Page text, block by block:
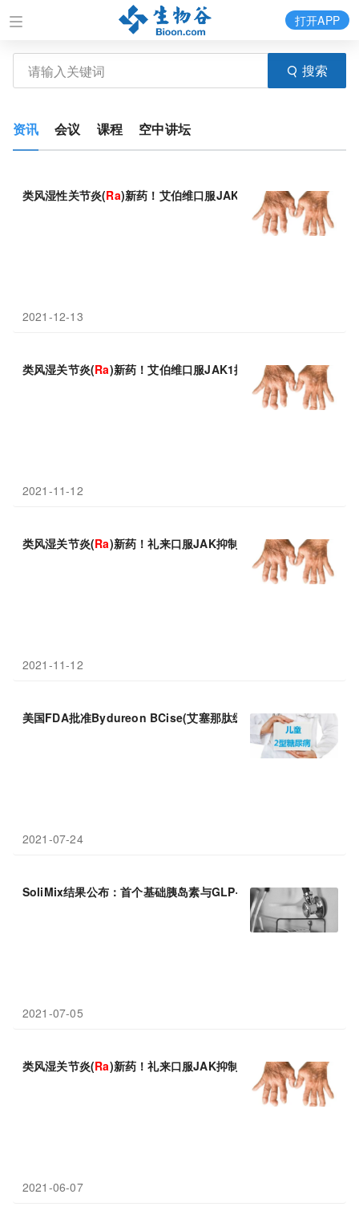
搜索
打开APP
资讯 会议 课程 空中讲坛
类风湿性关节炎(Ra)新药！艾伯维口服JAK1抑制剂Rinvoq(乌帕
2021-12-13
类风湿关节炎(Ra)新药！艾伯维口服JAK1抑制剂Rinvoq(乌帕替
2021-11-12
类风湿关节炎(Ra)新药！礼来口服JAK抑制剂Olumiant(巴瑞替尼
2021-11-12
美国FDA批准Bydureon BCise(艾塞那肽缓释剂)：儿科患者首个
2021-07-24
SoliMix结果公布：首个基础胰岛素与GLP-1 Ra的复方制剂与预混
2021-07-05
类风湿关节炎(Ra)新药！礼来口服JAK抑制剂Olumiant(巴瑞替尼
2021-06-07